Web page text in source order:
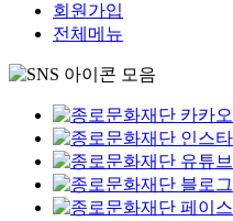
회원가입
전체메뉴